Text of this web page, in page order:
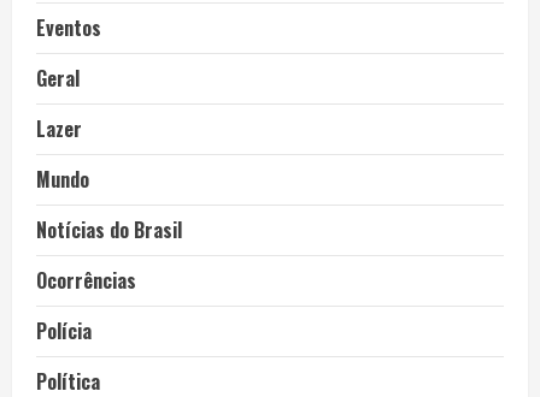
Eventos
Geral
Lazer
Mundo
Notícias do Brasil
Ocorrências
Polícia
Política